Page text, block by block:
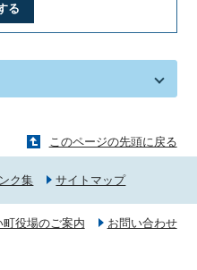
る
このページの先頭に戻る
ク集 サイトマップ
町役場のご案内 お問い合わせ